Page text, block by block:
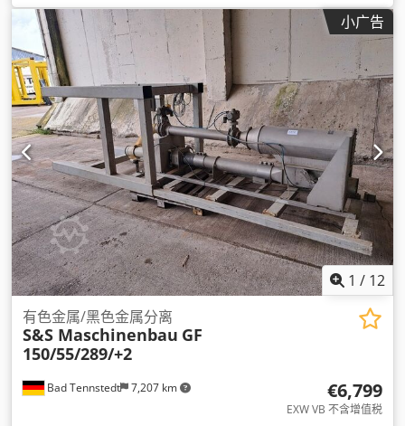
缆的外层绝缘材料而设计，便于取出内部的导电材料。 该系列在
以下方面表现卓越： 钢铠装电缆（SWA）， 双钢铠装电缆， 钢
带， PVC 包覆电缆、 铅包电缆、 厚橡胶包覆电缆、 尼龙包覆电
缆、 低档电缆、 TT 电缆等。 经过特殊处理且设计独特的刀片，
可长时间对任意长度的电缆进行切割和剥皮，且刀片不易钝化。
CBR A3 系列中的所有电气和电子元件均采用西门子品牌。我们
的产品均按照 CE 和 EAC 标准制造并获得认证。 技术规格 功率
5.5 千瓦 电缆尺寸 1-120 毫米 Crjdpfx Adjff H Imsyjf 切割速度
25 米/分钟 长度 1240 毫米 宽度 780 毫米 高度 1330 毫米 重量
480 公斤
小广告
1 / 12
Bad Tennstedt 7,207 km
有色金属/黑色金属分离
S&S Maschinenbau GF
150/55/289/+2
€6,799
EXW VB 不含增值税